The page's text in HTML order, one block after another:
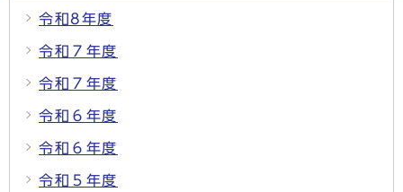
令和8年度
令和７年度
令和７年度
令和６年度
令和６年度
令和５年度